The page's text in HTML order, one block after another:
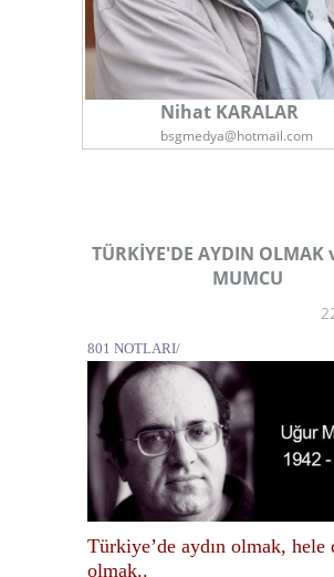
Nihat KARALAR
bsgmedya@hotmail.com
TÜRKİYE'DE AYDIN OLMAK
MUMCU
801 NOTLARI/
Türkiye’de aydın olmak, hele
olmak..